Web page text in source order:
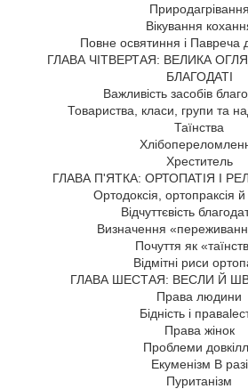
Природагрівання
Вікування
Повне освятиння і Павреча
ГЛАВА ЧІТВЕРТАЯ: ВЕЛИКА
БЛАГОДАТІ
Важливість засобів
Товариства, класи, групи та
Таїнства
Хреститель
ГЛАВА П'ЯТКА: ОРТОПАТІЯ І
Ортодоксія, ортопраксія й
Відчуттєвість
Визначення
Почуття як
Відмітні риси
ГЛАВА ШЕСТАЯ: ВЕСЛИ Й
Права людини
Бідність і
Права жінок
Проблеми
Екуменізм В разі
Пуританізм